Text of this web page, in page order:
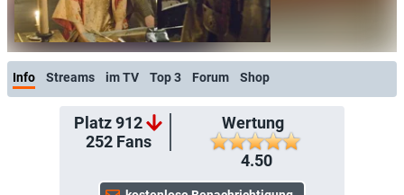
Info Streams im TV Top 3 Forum Shop
Platz 912
252Fans
Wertung
4.50